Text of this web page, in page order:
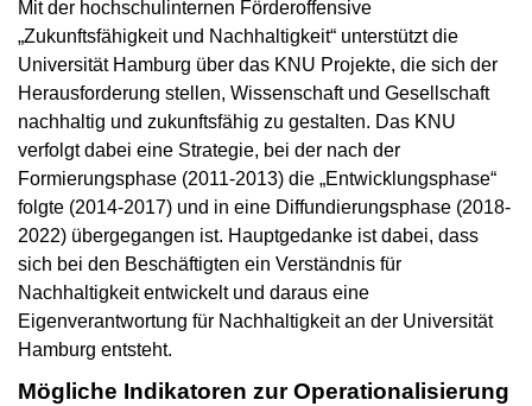
Mit der hochschulinternen Förderoffensive
„Zukunftsfähigkeit und Nachhaltigkeit“ unterstützt die
Universität Hamburg über das KNU Projekte, die sich der
Herausforderung stellen, Wissenschaft und Gesellschaft
nachhaltig und zukunftsfähig zu gestalten. Das KNU
verfolgt dabei eine Strategie, bei der nach der
Formierungsphase (2011-2013) die „Entwicklungsphase“
folgte (2014-2017) und in eine Diffundierungsphase (2018-
2022) übergegangen ist. Hauptgedanke ist dabei, dass
sich bei den Beschäftigten ein Verständnis für
Nachhaltigkeit entwickelt und daraus eine
Eigenverantwortung für Nachhaltigkeit an der Universität
Hamburg entsteht.
Mögliche Indikatoren zur Operationalisierung